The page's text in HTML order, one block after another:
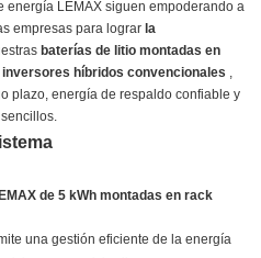
energía LEMAX siguen empoderando a
empresas para lograr la
baterías de litio montadas en
inversores híbridos convencionales ,
plazo, energía de respaldo confiable y
de 5 kWh montadas en rack
una gestión eficiente de la energía